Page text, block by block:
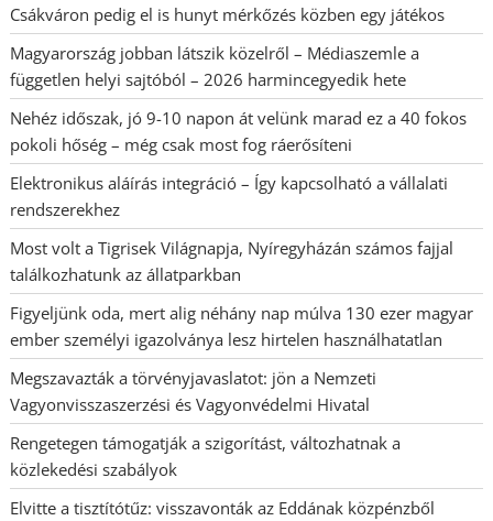
Csákváron pedig el is hunyt mérkőzés közben egy játékos
Magyarország jobban látszik közelről – Médiaszemle a
független helyi sajtóból – 2026 harmincegyedik hete
Nehéz időszak, jó 9-10 napon át velünk marad ez a 40 fokos
pokoli hőség – még csak most fog ráerősíteni
Elektronikus aláírás integráció – Így kapcsolható a vállalati
rendszerekhez
Most volt a Tigrisek Világnapja, Nyíregyházán számos fajjal
találkozhatunk az állatparkban
Figyeljünk oda, mert alig néhány nap múlva 130 ezer magyar
ember személyi igazolványa lesz hirtelen használhatatlan
Megszavazták a törvényjavaslatot: jön a Nemzeti
Vagyonvisszaszerzési és Vagyonvédelmi Hivatal
Rengetegen támogatják a szigorítást, változhatnak a
közlekedési szabályok
Elvitte a tisztítótűz: visszavonták az Eddának közpénzből